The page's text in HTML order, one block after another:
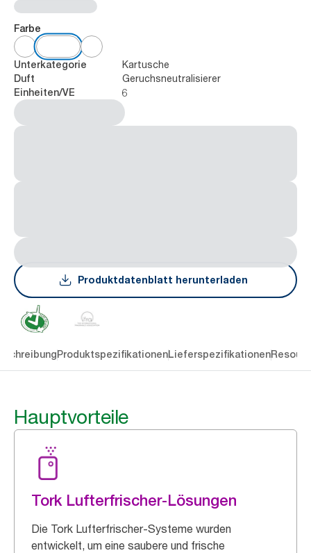
Farbe
Unterkategorie Kartusche
Duft Geruchsneutralisierer
Einheiten/VE 6
Produktdatenblatt herunterladen
ProduktspezifikationenLieferspezifikationen
Hauptvorteile
Tork Lufterfrischer-Lösungen
Die Tork Lufterfrischer-Systeme wurden
entwickelt, um eine saubere und frische